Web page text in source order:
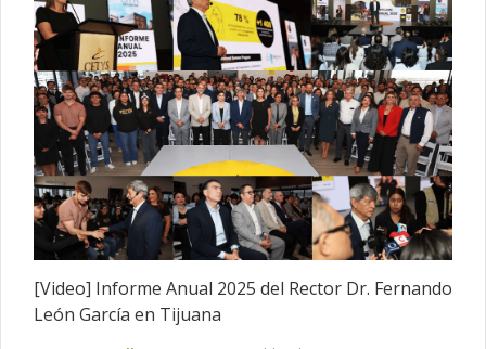
[Video] Informe Anual 2025 del Rector Dr. Fernando
León García en Tijuana